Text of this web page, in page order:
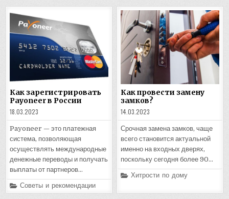
Как зарегистрировать
Payoneer в России
18.03.2023
Payoneer — это платежная
система, позволяющая
осуществлять международные
денежные переводы и получать
выплаты от партнеров…
Posted
in
Советы и рекомендации
Как провести замену
замков?
14.03.2023
Срочная замена замков, чаще
всего становится актуальной
именно на входных дверях,
поскольку сегодня более 90…
Posted
Хитрости по дому